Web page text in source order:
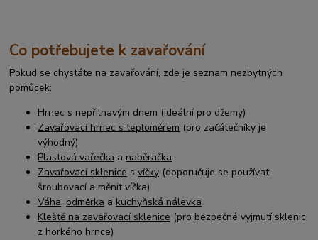
Co potřebujete k zavařování
Pokud se chystáte na zavařování, zde je seznam nezbytných
pomůcek:
Hrnec s nepřilnavým dnem (ideální pro džemy)
Zavařovací hrnec s teploměrem (pro začátečníky je
výhodný)
Plastová vařečka a naběračka
Zavařovací sklenice svíčky (doporučuje se používat
šroubovací a měnit víčka)
Váha, odměrka a kuchyňská nálevka
Kleště na zavařovací sklenice (pro bezpečné vyjmutí sklenic
z horkého hrnce)